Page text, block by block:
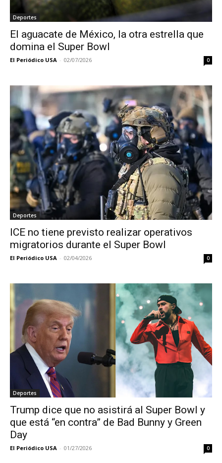
Deportes
El aguacate de México, la otra estrella que
domina el Super Bowl
El Periódico USA - 02/07/2026 0
Deportes
ICE no tiene previsto realizar operativos
migratorios durante el Super Bowl
El Periódico USA - 02/04/2026 0
Deportes
Trump dice que no asistirá al Super Bowl y
que está “en contra” de Bad Bunny y Green
Day
El Periódico USA - 01/27/2026 0